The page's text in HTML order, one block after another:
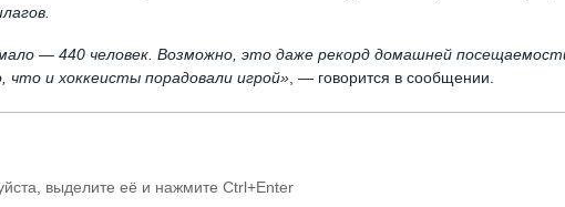
— 440 человек. Возможно, это даже рекорд домашней
и хоккеисты порадовали игрой» , — говорится в сообщении.
выделите её и нажмите Ctrl+Enter